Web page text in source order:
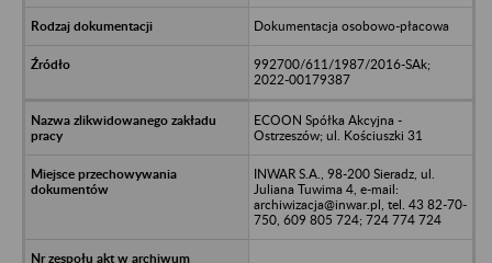
Dokumentacja osobowo-płacowa
992700/611/1987/2016-SAk;
2022-00179387
ECOON Spółka Akcyjna -
Ostrzeszów; ul. Kościuszki 31
INWAR S.A., 98-200 Sieradz, ul.
Juliana Tuwima 4, e-mail:
archiwizacja@inwar.pl, tel. 43 82-70-
750, 609 805 724; 724 774 724